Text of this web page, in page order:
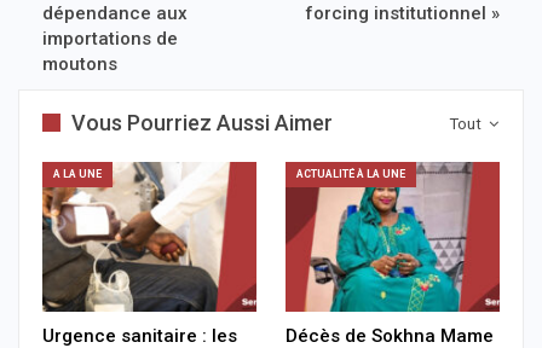
dépendance aux
importations de
moutons
forcing institutionnel »
Tout
Vous Pourriez Aussi Aimer
A LA UNE
Urgence sanitaire : les
ACTUALITÉ À LA UNE
Décès de Sokhna Mame